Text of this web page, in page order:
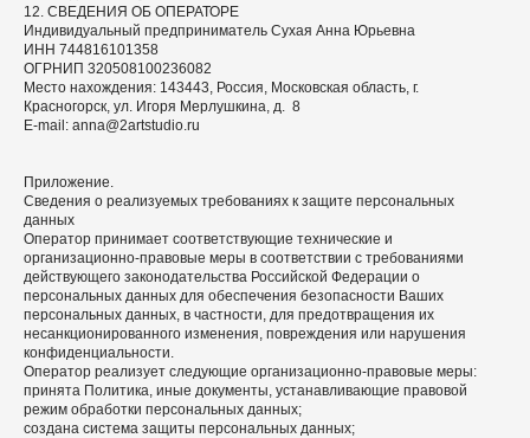
12. СВЕДЕНИЯ ОБ ОПЕРАТОРЕ
Индивидуальный предприниматель Сухая Анна Юрьевна
ИНН 744816101358
ОГРНИП 320508100236082
Место нахождения: 143443, Россия, Московская область, г.
Красногорск, ул. Игоря Мерлушкина, д. 8
E-mail: anna@2artstudio.ru
Приложение.
Сведения о реализуемых требованиях к защите персональных
данных
Оператор принимает соответствующие технические и
организационно-правовые меры в соответствии с требованиями
действующего законодательства Российской Федерации о
персональных данных для обеспечения безопасности Ваших
персональных данных, в частности, для предотвращения их
несанкционированного изменения, повреждения или нарушения
конфиденциальности.
Оператор реализует следующие организационно-правовые меры:
принята Политика, иные документы, устанавливающие правовой
режим обработки персональных данных;
создана система защиты персональных данных;